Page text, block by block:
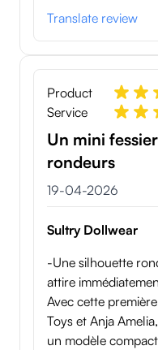
Translate review
Product
Service
Un mini
rondeurs
19 april 2026
19-04-2026
Sultry Dollwear
-Une silhouette
attire
Avec cette
Toys et Anja
un modèle